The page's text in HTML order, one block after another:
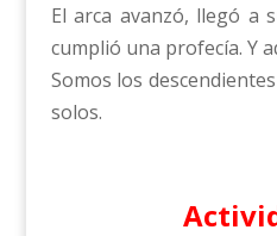
El arca avanzó, llegó a
cumplió una profecía. Y
Somos los
solos.